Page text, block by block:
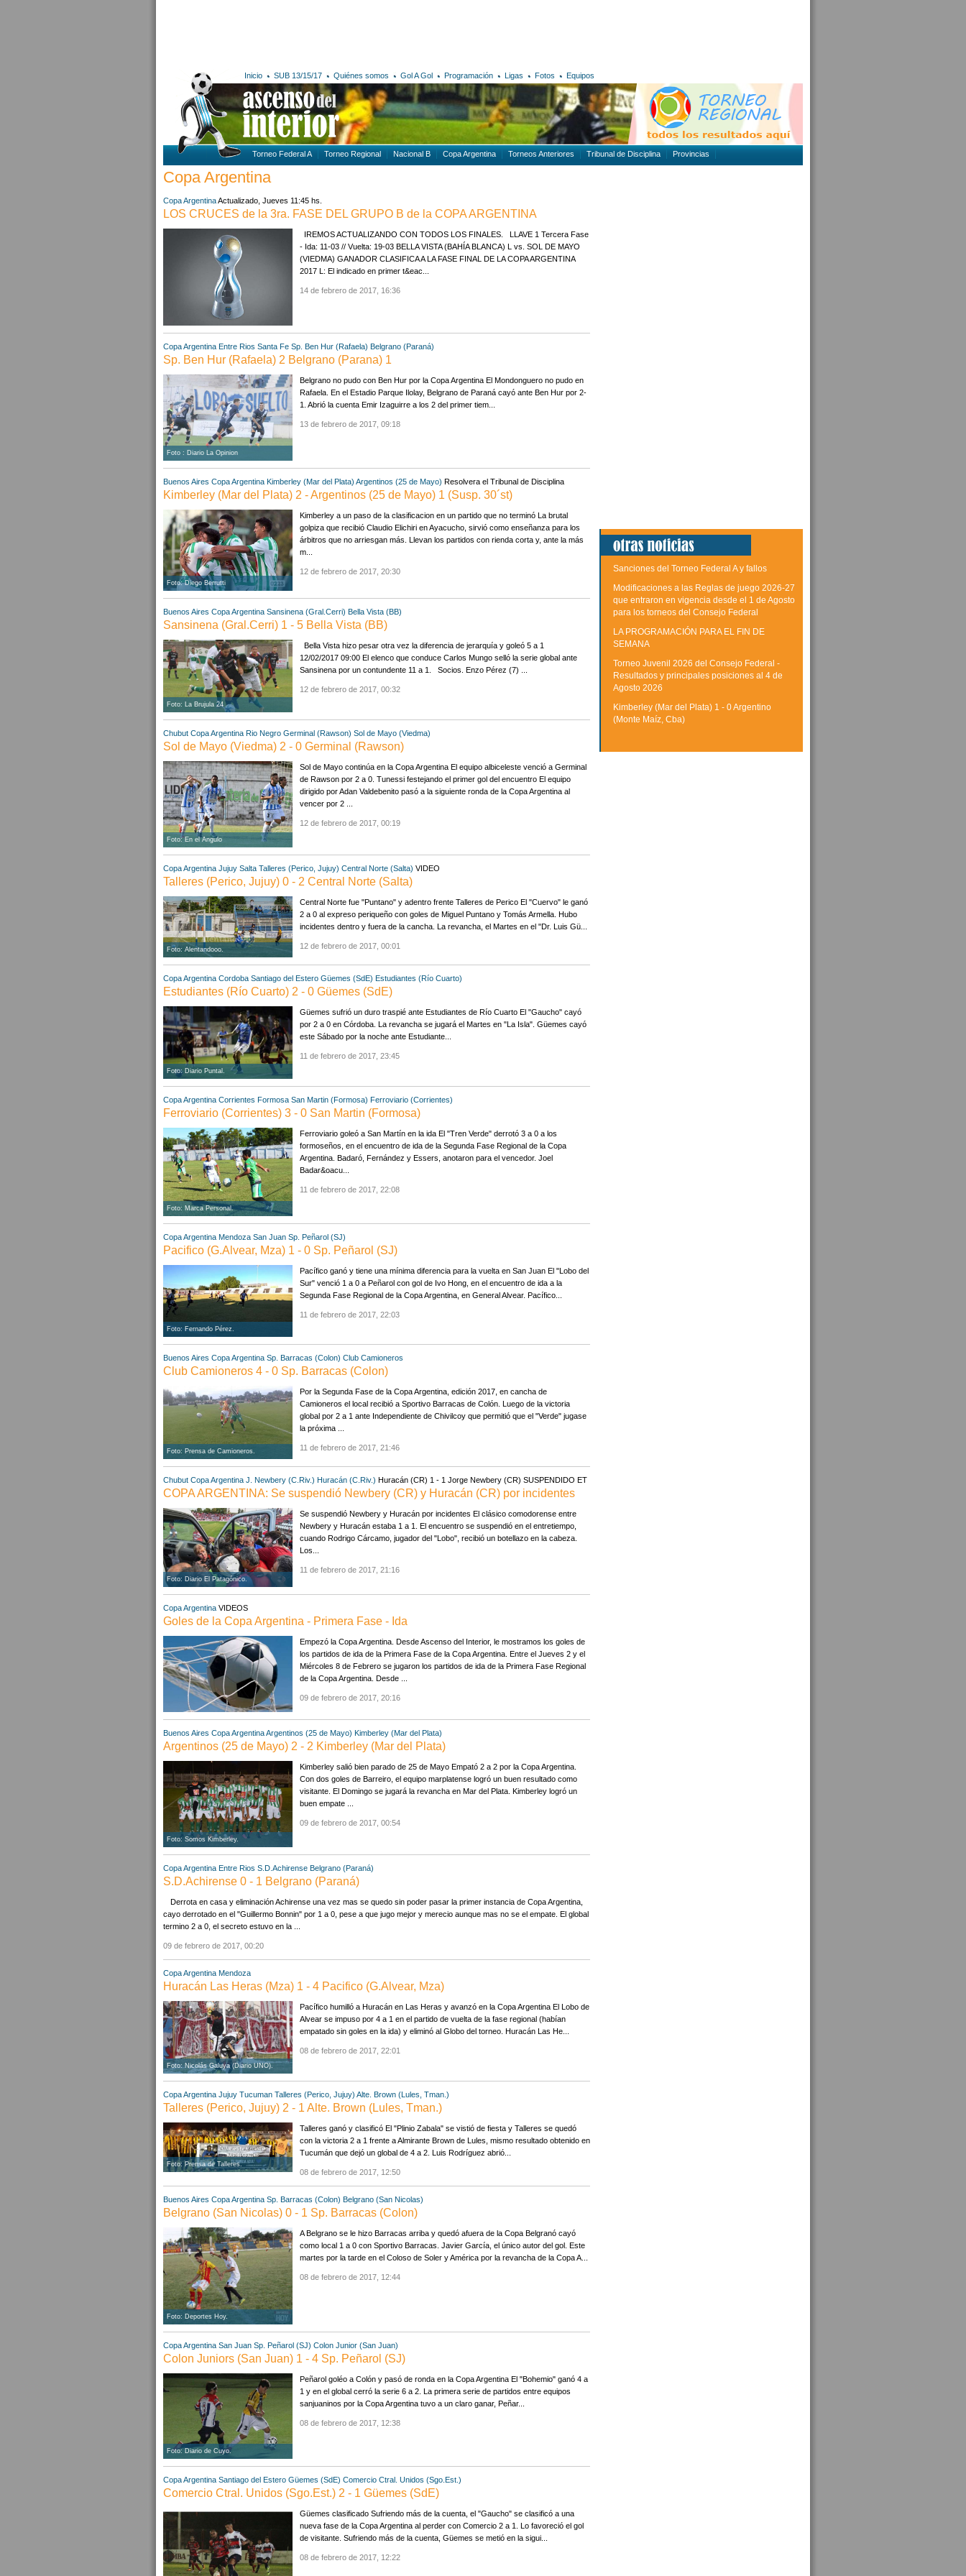
Inicio SUB 13/15/17 Quiénes somos Gol A Gol Programación Ligas Fotos Equipos
Torneo Federal A Torneo Regional Nacional B Copa Argentina Torneos Anteriores Tribunal de Disciplina Provincias
Copa Argentina
Copa ArgentinaActualizado, Jueves 11:45 hs.
LOS CRUCES de la 3ra. FASE DEL GRUPO B de la COPA ARGENTINA
IREMOS ACTUALIZANDO CON TODOS LOS FINALES. LLAVE 1 Tercera Fase
- Ida: 11-03 // Vuelta: 19-03 BELLA VISTA (BAHÍA BLANCA) L vs. SOL DE MAYO
(VIEDMA) GANADOR CLASIFICA A LA FASE FINAL DE LA COPA ARGENTINA
2017 L: El indicado en primer t&eac...
14 de febrero de 2017, 16:36
Copa Argentina Entre Rios Santa Fe Sp. Ben Hur (Rafaela) Belgrano (Paraná)
Sp. Ben Hur (Rafaela) 2 Belgrano (Parana) 1
Foto : Diario La Opinion
Belgrano no pudo con Ben Hur por la Copa Argentina El Mondonguero no pudo en
Rafaela. En el Estadio Parque Ilolay, Belgrano de Paraná cayó ante Ben Hur por 2-
1. Abrió la cuenta Emir Izaguirre a los 2 del primer tiem...
13 de febrero de 2017, 09:18
Buenos Aires Copa Argentina Kimberley (Mar del Plata) Argentinos (25 de Mayo) Resolvera el Tribunal de Disciplina
Kimberley (Mar del Plata) 2 - Argentinos (25 de Mayo) 1 (Susp. 30´st)
Foto: Diego Berrutti
Kimberley a un paso de la clasificacion en un partido que no terminó La brutal
golpiza que recibió Claudio Elichiri en Ayacucho, sirvió como enseñanza para los
árbitros que no arriesgan más. Llevan los partidos con rienda corta y, ante la más
m...
12 de febrero de 2017, 20:30
Buenos Aires Copa Argentina Sansinena (Gral.Cerri) Bella Vista (BB)
Sansinena (Gral.Cerri) 1 - 5 Bella Vista (BB)
Foto: La Brujula 24
Bella Vista hizo pesar otra vez la diferencia de jerarquía y goleó 5 a 1
12/02/2017 09:00 El elenco que conduce Carlos Mungo selló la serie global ante
Sansinena por un contundente 11 a 1. Socios. Enzo Pérez (7) ...
12 de febrero de 2017, 00:32
Chubut Copa Argentina Rio Negro Germinal (Rawson) Sol de Mayo (Viedma)
Sol de Mayo (Viedma) 2 - 0 Germinal (Rawson)
Foto: En el Angulo
Sol de Mayo continúa en la Copa Argentina El equipo albiceleste venció a Germinal
de Rawson por 2 a 0. Tunessi festejando el primer gol del encuentro El equipo
dirigido por Adan Valdebenito pasó a la siguiente ronda de la Copa Argentina al
vencer por 2 ...
12 de febrero de 2017, 00:19
Copa Argentina Jujuy Salta Talleres (Perico, Jujuy) Central Norte (Salta) VIDEO
Talleres (Perico, Jujuy) 0 - 2 Central Norte (Salta)
Foto: Alentandooo.
Central Norte fue "Puntano" y adentro frente Talleres de Perico El "Cuervo" le ganó
2 a 0 al expreso periqueño con goles de Miguel Puntano y Tomás Armella. Hubo
incidentes dentro y fuera de la cancha. La revancha, el Martes en el "Dr. Luis Gü...
12 de febrero de 2017, 00:01
Copa Argentina Cordoba Santiago del Estero Güemes (SdE) Estudiantes (Río Cuarto)
Estudiantes (Río Cuarto) 2 - 0 Güemes (SdE)
Foto: Diario Puntal.
Güemes sufrió un duro traspié ante Estudiantes de Río Cuarto El "Gaucho" cayó
por 2 a 0 en Córdoba. La revancha se jugará el Martes en "La Isla". Güemes cayó
este Sábado por la noche ante Estudiante...
11 de febrero de 2017, 23:45
Copa Argentina Corrientes Formosa San Martin (Formosa) Ferroviario (Corrientes)
Ferroviario (Corrientes) 3 - 0 San Martin (Formosa)
Foto: Marca Personal.
Ferroviario goleó a San Martín en la ida El "Tren Verde" derrotó 3 a 0 a los
formoseños, en el encuentro de ida de la Segunda Fase Regional de la Copa
Argentina. Badaró, Fernández y Essers, anotaron para el vencedor. Joel
Badar&oacu...
11 de febrero de 2017, 22:08
Copa Argentina Mendoza San Juan Sp. Peñarol (SJ)
Pacifico (G.Alvear, Mza) 1 - 0 Sp. Peñarol (SJ)
Foto: Fernando Pérez.
Pacífico ganó y tiene una mínima diferencia para la vuelta en San Juan El "Lobo del
Sur" venció 1 a 0 a Peñarol con gol de Ivo Hong, en el encuentro de ida a la
Segunda Fase Regional de la Copa Argentina, en General Alvear. Pacífico...
11 de febrero de 2017, 22:03
Buenos Aires Copa Argentina Sp. Barracas (Colon) Club Camioneros
Club Camioneros 4 - 0 Sp. Barracas (Colon)
Foto: Prensa de Camioneros.
Por la Segunda Fase de la Copa Argentina, edición 2017, en cancha de
Camioneros el local recibió a Sportivo Barracas de Colón. Luego de la victoria
global por 2 a 1 ante Independiente de Chivilcoy que permitió que el "Verde" jugase
la próxima ...
11 de febrero de 2017, 21:46
Chubut Copa Argentina J. Newbery (C.Riv.) Huracán (C.Riv.) Huracán (CR) 1 - 1 Jorge Newbery (CR) SUSPENDIDO ET
COPA ARGENTINA: Se suspendió Newbery (CR) y Huracán (CR) por incidentes
Foto: Diario El Patagónico.
Se suspendió Newbery y Huracán por incidentes El clásico comodorense entre
Newbery y Huracán estaba 1 a 1. El encuentro se suspendió en el entretiempo,
cuando Rodrigo Cárcamo, jugador del "Lobo", recibió un botellazo en la cabeza.
Los...
11 de febrero de 2017, 21:16
Copa Argentina VIDEOS
Goles de la Copa Argentina - Primera Fase - Ida
Empezó la Copa Argentina. Desde Ascenso del Interior, le mostramos los goles de
los partidos de ida de la Primera Fase de la Copa Argentina. Entre el Jueves 2 y el
Miércoles 8 de Febrero se jugaron los partidos de ida de la Primera Fase Regional
de la Copa Argentina. Desde ...
09 de febrero de 2017, 20:16
Buenos Aires Copa ArgentinaArgentinos (25 de Mayo) Kimberley (Mar del Plata)
Argentinos (25 de Mayo) 2 - 2 Kimberley (Mar del Plata)
Foto: Somos Kimberley.
Kimberley salió bien parado de 25 de Mayo Empató 2 a 2 por la Copa Argentina.
Con dos goles de Barreiro, el equipo marplatense logró un buen resultado como
visitante. El Domingo se jugará la revancha en Mar del Plata. Kimberley logró un
buen empate ...
09 de febrero de 2017, 00:54
Copa Argentina Entre Rios S.D.Achirense Belgrano (Paraná)
S.D.Achirense 0 - 1 Belgrano (Paraná)
Derrota en casa y eliminación Achirense una vez mas se quedo sin poder pasar la primer instancia de Copa Argentina,
cayo derrotado en el "Guillermo Bonnin" por 1 a 0, pese a que jugo mejor y merecio aunque mas no se el empate. El global
termino 2 a 0, el secreto estuvo en la ...
09 de febrero de 2017, 00:20
Copa Argentina Mendoza
Huracán Las Heras (Mza) 1 - 4 Pacifico (G.Alvear, Mza)
Foto: Nicolás Galuya (Diario UNO).
Pacífico humilló a Huracán en Las Heras y avanzó en la Copa Argentina El Lobo de
Alvear se impuso por 4 a 1 en el partido de vuelta de la fase regional (habían
empatado sin goles en la ida) y eliminó al Globo del torneo. Huracán Las He...
08 de febrero de 2017, 22:01
Copa Argentina Jujuy Tucuman Talleres (Perico, Jujuy) Alte. Brown (Lules, Tman.)
Talleres (Perico, Jujuy) 2 - 1 Alte. Brown (Lules, Tman.)
Foto: Prensa de Talleres.
Talleres ganó y clasificó El "Plinio Zabala" se vistió de fiesta y Talleres se quedó
con la victoria 2 a 1 frente a Almirante Brown de Lules, mismo resultado obtenido en
Tucumán que dejó un global de 4 a 2. Luis Rodríguez abrió...
08 de febrero de 2017, 12:50
Buenos Aires Copa Argentina Sp. Barracas (Colon) Belgrano (San Nicolas)
Belgrano (San Nicolas) 0 - 1 Sp. Barracas (Colon)
Foto: Deportes Hoy.
A Belgrano se le hizo Barracas arriba y quedó afuera de la Copa Belgranó cayó
como local 1 a 0 con Sportivo Barracas. Javier García, el único autor del gol. Este
martes por la tarde en el Coloso de Soler y América por la revancha de la Copa A...
08 de febrero de 2017, 12:44
Copa Argentina San Juan Sp. Peñarol (SJ) Colon Junior (San Juan)
Colon Juniors (San Juan) 1 - 4 Sp. Peñarol (SJ)
Foto: Diario de Cuyo.
Peñarol goléo a Colón y pasó de ronda en la Copa Argentina El "Bohemio" ganó 4 a
1 y en el global cerró la serie 6 a 2. La primera serie de partidos entre equipos
sanjuaninos por la Copa Argentina tuvo a un claro ganar, Peñar...
08 de febrero de 2017, 12:38
Copa Argentina Santiago del Estero Güemes (SdE) Comercio Ctral. Unidos (Sgo.Est.)
Comercio Ctral. Unidos (Sgo.Est.) 2 - 1 Güemes (SdE)
Güemes clasificado Sufriendo más de la cuenta, el "Gaucho" se clasificó a una
nueva fase de la Copa Argentina al perder con Comercio 2 a 1. Lo favoreció el gol
de visitante. Sufriendo más de la cuenta, Güemes se metió en la sigui...
08 de febrero de 2017, 12:22
Sanciones del Torneo Federal A y fallos
Modificaciones a las Reglas de juego 2026-27
que entraron en vigencia desde el 1 de Agosto
para los torneos del Consejo Federal
LA PROGRAMACIÓN PARA EL FIN DE
SEMANA
Torneo Juvenil 2026 del Consejo Federal -
Resultados y principales posiciones al 4 de
Agosto 2026
Kimberley (Mar del Plata) 1 - 0 Argentino
(Monte Maíz, Cba)